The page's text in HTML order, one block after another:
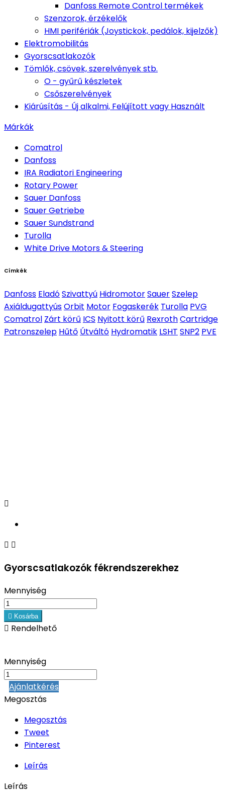
Danfoss Remote Control termékek
Szenzorok, érzékelők
HMI perifériák (Joystickok, pedálok, kijelzők)
Elektromobilitás
Gyorscsatlakozók
Tömlők, csövek, szerelvények stb.
O - gyűrű készletek
Csőszerelvények
Kiárúsítás - Új alkalmi, Felújított vagy Használt
Márkák
Comatrol
Danfoss
IRA Radiatori Engineering
Rotary Power
Sauer Danfoss
Sauer Getriebe
Sauer Sundstrand
Turolla
White Drive Motors & Steering
Címkék
Danfoss EladóSzivattyú HidromotorSauerSzelep
AxiáldugattyúsOrbit Motor Fogaskerék Turolla PVG
Comatrol Zárt körű ICS Nyitott körű RexrothCartridge
Patronszelep Hűtő Útváltó Hydromatik LSHT SNP2 PVE

 
Gyorscsatlakozók fékrendszerekhez
Mennyiség
 Kosárba
 Rendelhető
Mennyiség
Ajánlatkérés
Megosztás
Megosztás
Tweet
Pinterest
Leírás
Leírás